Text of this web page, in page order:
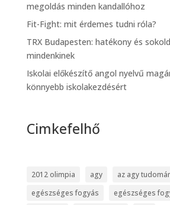
megoldás minden kandallóhoz
Fit-Fight: mit érdemes tudni róla?
TRX Budapesten: hatékony és
mindenkinek
Iskolai előkészítő angol nyelvű
könnyebb iskolakezdésért
Cimkefelhő
2012 olimpia agy
az agy
egészséges fogyás
egészséges